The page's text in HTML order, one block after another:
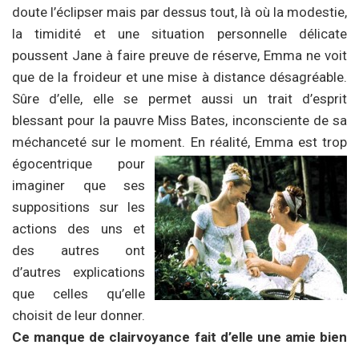
doute l’éclipser mais par dessus tout, là où la modestie,
la timidité et une situation personnelle délicate
poussent Jane à faire preuve de réserve, Emma ne voit
que de la froideur et une mise à distance désagréable.
Sûre d’elle, elle se permet aussi un trait d’esprit
blessant pour la pauvre Miss Bates, inconsciente de sa
méchanceté sur le moment. En réalité, Emma est trop
égocentrique pour
imaginer que ses
suppositions sur les
actions des uns et
des autres ont
d’autres explications
que celles qu’elle
choisit de leur donner.
Ce manque de clairvoyance fait d’elle une amie bien